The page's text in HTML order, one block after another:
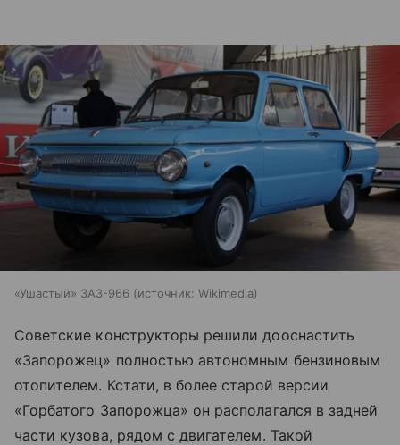
«Ушастый» ЗАЗ-966 источник: Wikimedia
Советские конструкторы решили дооснастить
«Запорожец» полностью автономным бензиновым
отопителем. Кстати, в более старой версии
«Горбатого Запорожца» он располагался в задней
части кузова, рядом с двигателем. Такой